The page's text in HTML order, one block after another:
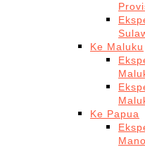
Ke Maluku
Ke Papua